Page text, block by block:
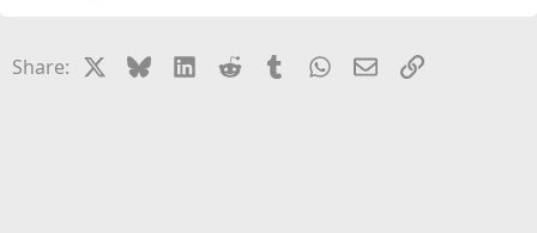
Share: BlueskyLinkedIn
Reddit TumblrWhatsApp
EmailLink